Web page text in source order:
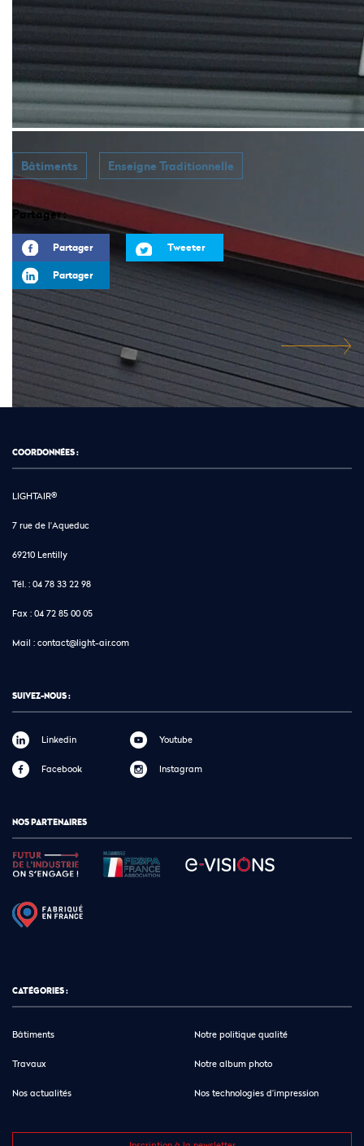
Bâtiments Enseigne Traditionnelle
Partager :
Partager
Tweeter
Partager
ARTICLE PRÉCÉDENT ARTICLE SUIVANT
COORDONNÉES :
LIGHTAIR®
7 rue de l'Aqueduc
69210 Lentilly
Tél. : 04 78 33 22 98
Fax : 04 72 85 00 05
Mail : contact@light-air.com
SUIVEZ-NOUS :
Linkedin
Facebook
Youtube
Instagram
NOS PARTENAIRES
CATÉGORIES :
Bâtiments
Travaux
Nos actualités
Notre politique qualité
Notre album photo
Nos technologies d’impression